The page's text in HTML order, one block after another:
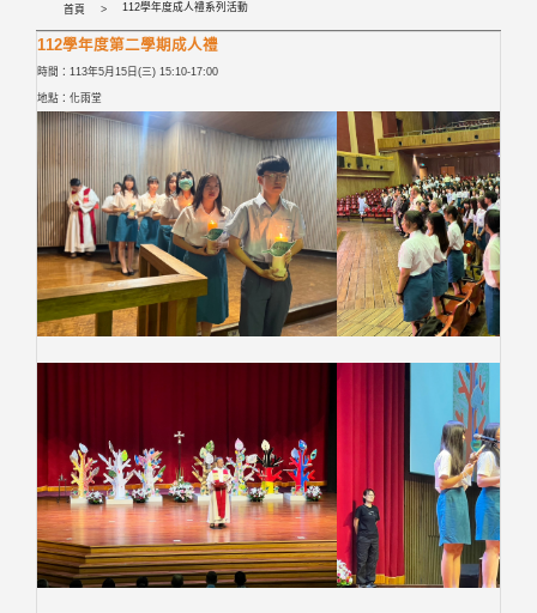
首頁 112學年度成人禮系列活動
112學年度第二學期成人禮
時間：113年5月15日(三) 15:10-17:00
地點：化雨堂